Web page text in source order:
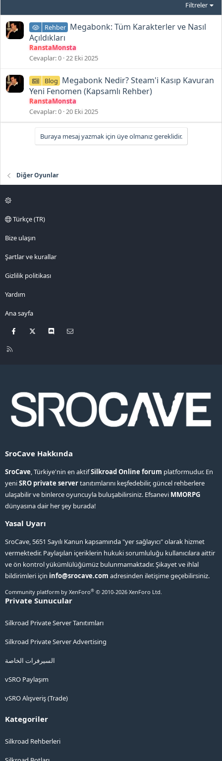
Filtreler
Rehber Megabonk: Tüm Karakterler ve Nasıl
Açıldıkları
RanstaMonsta
Cevaplar 0 22 Eki 2025
Blog Megabonk Nedir? Steam'i Kasıp Kavuran
Yeni Fenomen (Kapsamlı Rehber)
RanstaMonsta
Cevaplar 0 20 Eki 2025
Buraya mesaj yazmak için üye olmanız gereklidir.
Diğer Oyunlar
Türkçe (TR)
Bize ulaşın
Şartlar ve kurallar
Gizlilik politikası
Yardım
Ana sayfa
Facebook Discord
R
SroCave Hakkında
SroCave, Türkiye'nin en aktifSilkroad Online forum platformudur. En
yeniSRO private servertanıtımlarını keşfedebilir, güncel rehberlere
ulaşabilir ve binlerce oyuncuyla buluşabilirsiniz. Efsanevi MMORPG
dünyasına dair her şey burada!
Yasal Uyarı
SroCave, 5651 Sayılı Kanun kapsamında "yer sağlayıcı" olarak hizmet
vermektedir. Paylaşılan içeriklerin hukuki sorumluluğu kullanıcılara aittir
ve ön kontrol yükümlülüğümüz bulunmamaktadır. Şikayet ve ihlal
bildirimleri için info@srocave.com adresinden iletişime geçebilirsiniz.
Community platform by XenForo® © 2010-2026 XenForo Ltd.
Private Sunucular
Silkroad Private Server Tanıtımları
Silkroad Private Server Advertising
السيرفرات الخاصة
vSRO Paylaşım
vSRO Alışveriş (Trade)
Kategoriler
Silkroad Rehberleri